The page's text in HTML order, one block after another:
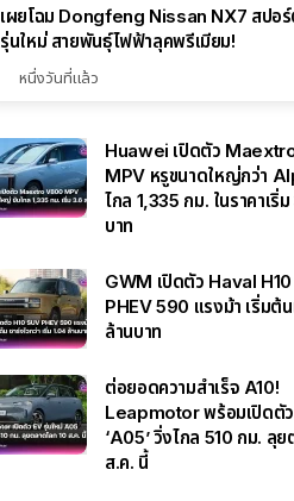
เผยโฉม Dongfeng Nissan NX7 สปอ
รุ่นใหม่ สายพันธุ์ไฟฟ้าลุคพรีเมียม!
หนึ่งวันที่แล้ว
Huawei เปิดตัว
MPV หรูขนาดใหญ่กว่า
ไกล 1,335 กม. ในราคาเริ่
บาท
GWM เปิดตัว Haval H10
PHEV 590 แรงม้า เริ่มต้
ล้านบาท
ต่อยอดความสำเร็จ A10!
Leapmotor พร้อมเปิดตัว
‘A05’ วิ่งไกล 510 กม. ลุย
ส.ค. นี้